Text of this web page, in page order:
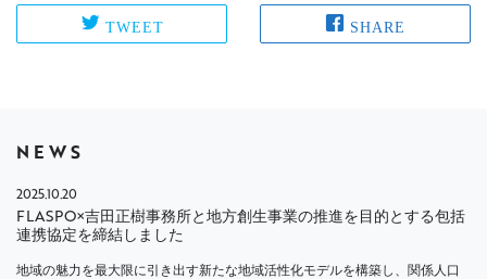
TWEET SHARE
NEWS
2025.10.20
FLASPO×吉田正樹事務所と地方創生事業の推進を目的とする包括
連携協定を締結しました
地域の魅力を最大限に引き出す新たな地域活性化モデルを構築し、関係人口